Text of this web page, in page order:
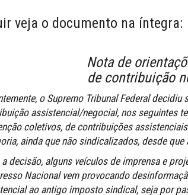
veja o documento na íntegra:
Nota de
de contribuição
o Supremo Tribunal Federal
assistencial/negocial, nos seguintes
coletivos, de contribuições
ainda que não sindicalizados, desde
decisão, alguns veículos de imprensa e
Nacional vem provocando
ao antigo imposto sindical, seja por